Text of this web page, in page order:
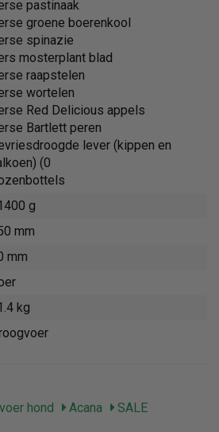
pastinaak
groene boerenkool
spinazie
mosterplant blad
raapstelen
wortelen
Red Delicious appels
Bartlett peren
lever (kippen en
(0
g
mm
mm
kg
hond Acana SALE